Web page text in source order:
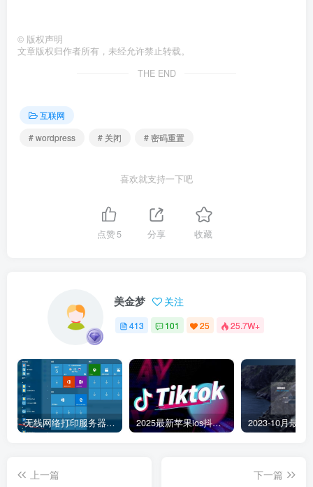
© 版权声明
文章版权归作者所有，未经允许禁止转载。
THE END
互联网
# wordpress
# 关闭 # 密码重置
喜欢就支持一下吧
点赞5 分享 收藏
美金梦 关注
413 101 25 25.7W+
无线网络打印服务器连接和添加打印机教程 2025最新苹果ios抖音tiktok国际版免拔卡版本
上一篇
下一篇